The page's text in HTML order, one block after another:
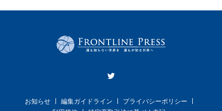
お知らせ 編集ガイドライン
プライバシーポリシー